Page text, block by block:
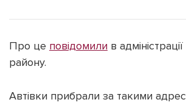
Зв'язатися з нами
[email protected]
Політика конфіденційності
Про це повідомили в
району.
Автівки прибрали за такими